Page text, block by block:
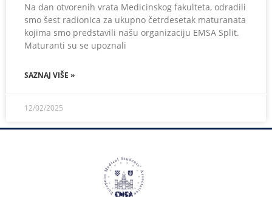
Na dan otvorenih vrata Medicinskog fakulteta, odradili
smo šest radionica za ukupno četrdesetak maturanata
kojima smo predstavili našu organizaciju EMSA Split.
Maturanti su se upoznali
SAZNAJ VIŠE »
12/02/2025